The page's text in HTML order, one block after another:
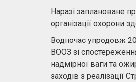
Наразі заплановане
організації охорони
Водночас упродовж
ВООЗ зі
надмірної ваги та
заходів з реалізації